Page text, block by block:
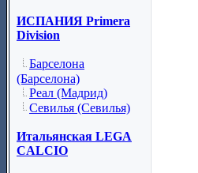
ИСПАНИЯ Primera
Division
Барселона
(Барселона)
Реал (Мадрид)
Севилья (Севилья)
Итальянская LEGA
CALCIO